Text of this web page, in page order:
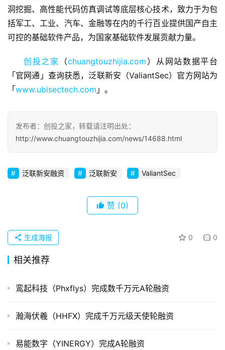
融
资
报
商
察
企
发
布
购
组
公
登录
洞挖掘、高性能代码仿真调试等底层核心技术，致力于为包
括军工、工业、汽车、金融等在内的千行百业提供国产自主
可控的基础软件产品，为国家基础软件发展贡献力量。
创投之家 （chuangtouzhijia.com ）从网站数据平台
「官网通」查询获悉，泛联新安（ValiantSec）官方网站为
「www.ubisectech.com 」。
发布者：创投之家，转载请注明出处：
http://www.chuangtouzhijia.com/news/14688.html
泛联新安融资 泛联新安 ValiantSec
赞 (0)
0 0
生成海报
相关推荐
鸾起科技（Phxflys）完成数千万元A轮融资
瀚海伏羲（HHFX）完成千万元级天使轮融资
易能数字（YINERGY）完成A轮融资